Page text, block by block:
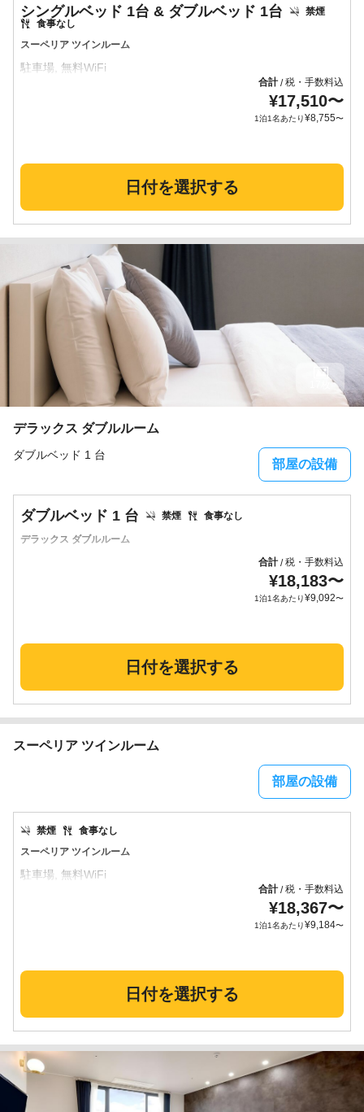
スーペリア ツインルーム
禁煙
食事なし
シングルベッド 1台 & ダブルベッド 1台
合計/税・手数料込
¥17,510〜
1泊1名あたり¥8,755〜
日付を選択する
デラックス ダブルルーム
ダブルベッド 1 台
部屋の設備
デラックス ダブルルーム
禁煙 食事なし
ダブルベッド 1 台
合計/税・手数料込
¥18,183〜
1泊1名あたり¥9,092〜
日付を選択する
スーペリア ツインルーム
部屋の設備
スーペリア ツインルーム
禁煙 食事なし
合計/税・手数料込
¥18,367〜
1泊1名あたり¥9,184〜
日付を選択する